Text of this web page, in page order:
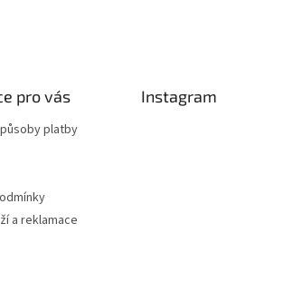
pro vás
platby
a reklamace
Instagram